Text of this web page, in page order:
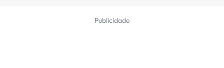
Publicidade